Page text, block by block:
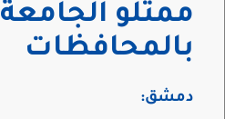
ممثلو الجامعة
بالمحافظات
دمشق: